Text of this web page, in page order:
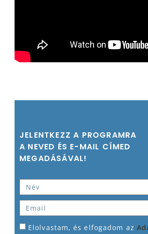
JELENTKEZZ A PROGRAMRA
A NEVED ÉS E-MAIL CÍMED
MEGADÁSÁVAL!
Elolvastam, és elfogadom az